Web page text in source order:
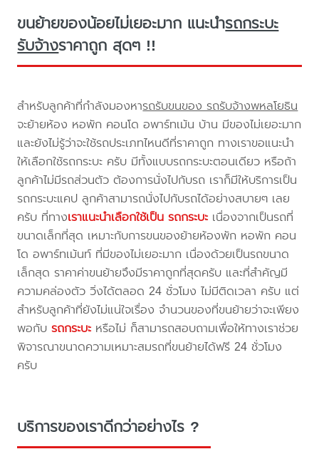
ขนย้ายของน้อยไม่เยอะมาก แนะนำรถกระบะ
รับจ้างราคาถูก สุดๆ !!
สำหรับลูกค้าที่กำลังมองหารถรับขนของ รถรับจ้างพหลโยธิน
จะย้ายห้อง หอพัก คอนโด อพาร์ทเม้น บ้าน มีของไม่เยอะมาก
และยังไม่รู้ว่าจะใช้รถประเภทไหนดีที่ราคาถูก ทางเราขอแนะนำ
ให้เลือกใช้รถกระบะ ครับ มีทั้งแบบรถกระบะตอนเดียว หรือถ้า
ลูกค้าไม่มีรถส่วนตัว ต้องการนั่งไปกับรถ เราก็มีให้บริการเป็น
รถกระบะแคป ลูกค้าสามารถนั่งไปกับรถได้อย่างสบายๆ เลย
ครับ ที่ทางเราแนะนำเลือกใช้เป็น รถกระบะ เนื่องจากเป็นรถที่
ขนาดเล็กที่สุด เหมาะกับการขนของย้ายห้องพัก หอพัก คอน
โด อพาร์ทเม้นท์ ที่มีของไม่เยอะมาก เนื่องด้วยเป็นรถขนาด
เล็กสุด ราคาค่าขนย้ายจึงมีราคาถูกที่สุดครับ และที่สำคัญมี
ความคล่องตัว วิ่งได้ตลอด 24 ชั่วโมง ไม่มีติดเวลา ครับ แต่
สำหรับลูกค้าที่ยังไม่แน่ใจเรื่อง จำนวนของที่ขนย้ายว่าจะเพียง
พอกับรถกระบะ หรือไม่ ก็สามารถสอบถามเพื่อให้ทางเราช่วย
พิจารณาขนาดความเหมาะสมรถที่ขนย้ายได้ฟรี 24 ชั่วโมง
ครับ
บริการของเราดีกว่าอย่างไร ?